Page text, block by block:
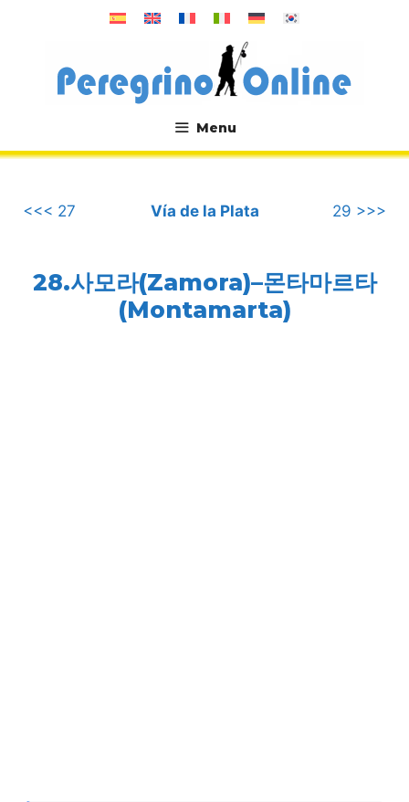
뛰
Menu
.
<<< 27 Vía de la Plata 29 >>>
28.사모라(Zamora)–몬타마르타
(Montamarta)